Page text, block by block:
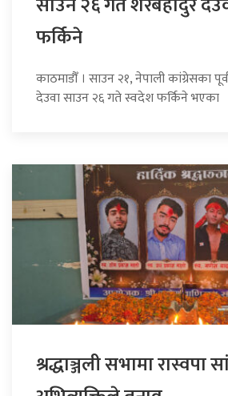
फर्किने
काठमाडौँ । साउन २१, नेपाली कांग्रेसका
देउवा साउन २६ गते स्वदेश फर्किने भएका
श्रद्धाञ्जली सभामा रास्वपा